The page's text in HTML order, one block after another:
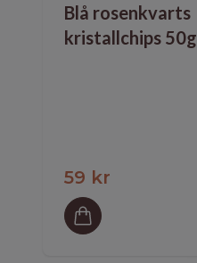
Blå rosenkvarts
kristallchips 50g
59 kr